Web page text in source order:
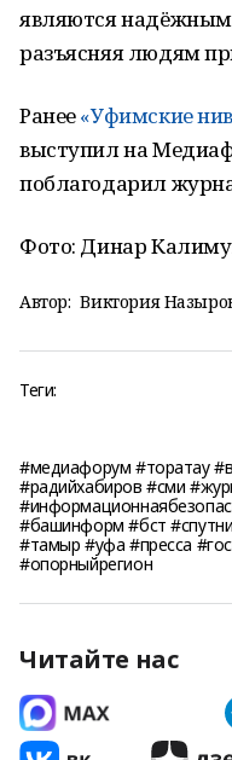
являются
разъясняя людям
Ранее«Уфимские
выступил на
поблагодарил
Фото: Динар
Автор: Виктория
Теги:
#медиафорум #торатау
#радийхабиров #сми
#башинформ #бст
#тамыр #уфа #пресса
#опорныйрегион
Читайте нас